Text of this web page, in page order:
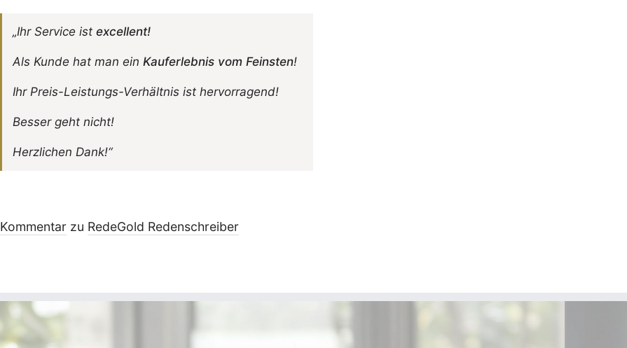
„Ihr Service ist excel­lent!
Als Kunde hat man ein Kauf­erlebnis vom Feinsten!
Ihr Preis-Leis­­tungs-Verhältnis ist hervorragend!
Besser geht nicht!
Herz­li­chen Dank!“
Kommentarzu RedeGold Reden­schreiber